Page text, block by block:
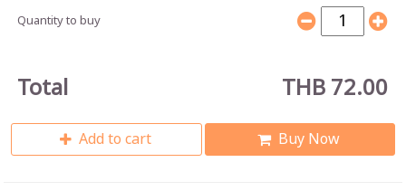
Quantity to buy
Total THB 72.00
Add to cart Buy Now